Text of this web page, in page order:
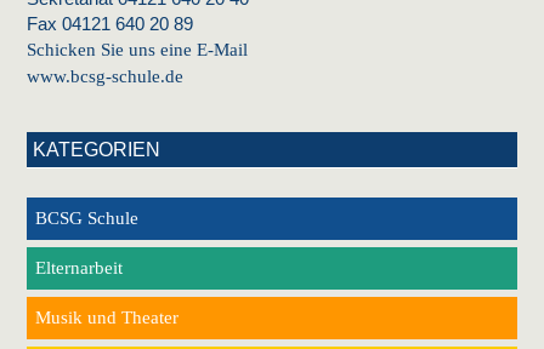
Fax 04121 640 20 89
Schicken Sie uns eine E-Mail
www.bcsg-schule.de
KATEGORIEN
BCSG Schule
Elternarbeit
Musik und Theater